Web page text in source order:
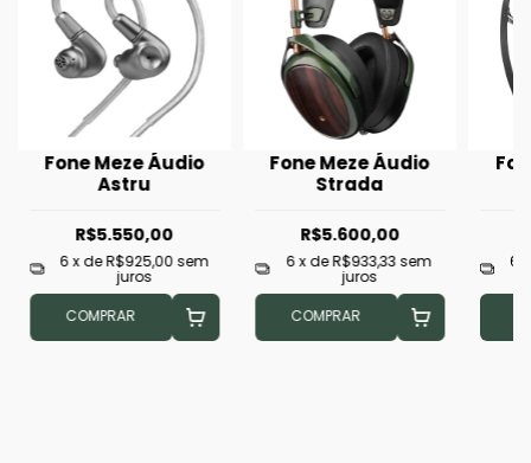
Fone Meze Áudio
Astru
R$5.550,00
6x deR$925,00 sem
juros
COMPRAR
Fone Meze Áudio
Strada
R$5.600,00
6 x deR$933,33 sem
juros
COMPRAR
6